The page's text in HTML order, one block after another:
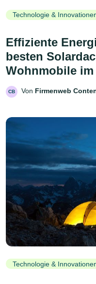
Technologie &
Effiziente
besten
Wohnmobile im
CB Von Firmenweb
Technologie &